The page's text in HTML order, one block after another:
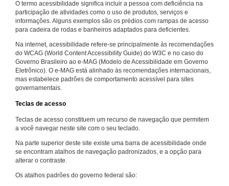
O termo acessibilidade significa incluir a pessoa com deficiência na
participação de atividades como o uso de produtos, serviços e
informações. Alguns exemplos são os prédios com rampas de acesso
para cadeira de rodas e banheiros adaptados para deficientes.
Na internet, acessibilidade refere-se principalmente às recomendações
do WCAG (World Content Accessibility Guide) do W3C e no caso do
Governo Brasileiro ao e-MAG (Modelo de Acessibilidade em Governo
Eletrônico). O e-MAG está alinhado às recomendações internacionais,
mas estabelece padrões de comportamento acessível para sites
governamentais.
Teclas de acesso
Teclas de acesso constituem um recurso de navegação que permitem
a você navegar neste site com o seu teclado.
Na parte superior deste site existe uma barra de acessibilidade onde
se encontram atalhos de navegação padronizados, e a opção para
alterar o contraste.
Os atalhos padrões do governo federal são: